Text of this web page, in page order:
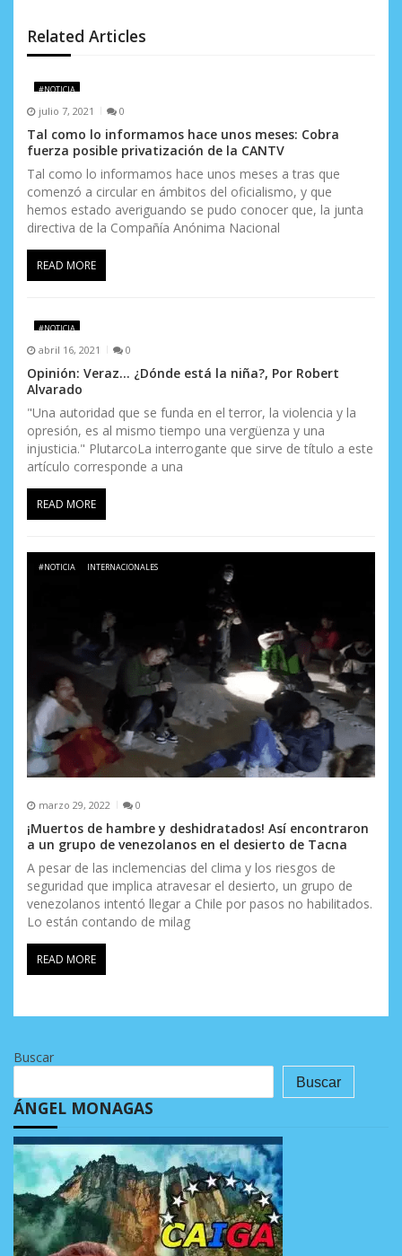
e
e
n
t
r
a
d
a
Related Articles
#NOTICIA
julio 7, 2021 0
Tal como lo informamos hace unos meses: Cobra
fuerza posible privatización de la CANTV
Tal como lo informamos hace unos meses a tras que
comenzó a circular en ámbitos del oficialismo, y que
hemos estado averiguando se pudo conocer que, la junta
directiva de la Compañía Anónima Nacional
READ MORE
#NOTICIA
abril 16, 2021 0
Opinión: Veraz… ¿Dónde está la niña?, Por Robert
Alvarado
"Una autoridad que se funda en el terror, la violencia y la
opresión, es al mismo tiempo una vergüenza y una
injusticia." PlutarcoLa interrogante que sirve de título a este
artículo corresponde a una
READ MORE
#NOTICIA INTERNACIONALES
marzo 29, 2022 0
¡Muertos de hambre y deshidratados! Así encontraron
a un grupo de venezolanos en el desierto de Tacna
A pesar de las inclemencias del clima y los riesgos de
seguridad que implica atravesar el desierto, un grupo de
venezolanos intentó llegar a Chile por pasos no habilitados.
Lo están contando de milag
READ MORE
Buscar
Buscar
ÁNGEL MONAGAS